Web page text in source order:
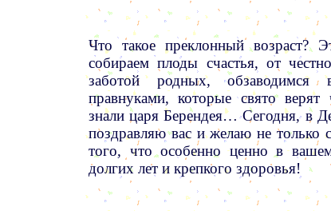
Что такое преклонный возраст?
собираем плоды счастья, от
заботой родных,
правнуками, которые свято
знали царя Берендея… Сегодня, в
поздравляю вас и желаю не только
того, что особенно ценно в
долгих лет и крепкого здоровья!